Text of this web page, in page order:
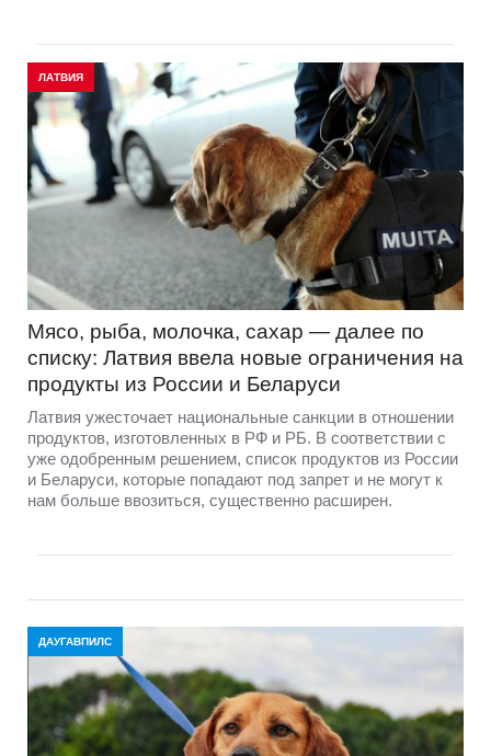
ЛАТВИЯ
Мясо, рыба, молочка, сахар — далее по
списку: Латвия ввела новые ограничения на
продукты из России и Беларуси
Латвия ужесточает национальные санкции в отношении
продуктов, изготовленных в РФ и РБ. В соответствии с
уже одобренным решением, список продуктов из России
и Беларуси, которые попадают под запрет и не могут к
нам больше ввозиться, существенно расширен.
ДАУГАВПИЛС